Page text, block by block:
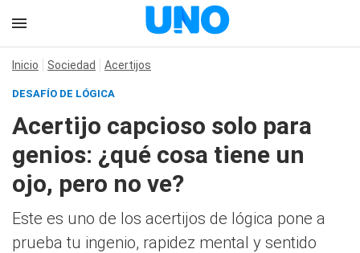
Inicio Sociedad Acertijos
DESAFÍO DE LÓGICA
Acertijo capcioso solo para
genios: ¿qué cosa tiene un
ojo, pero no ve?
Este es uno de los acertijos de lógica pone a
prueba tu ingenio, rapidez mental y sentido